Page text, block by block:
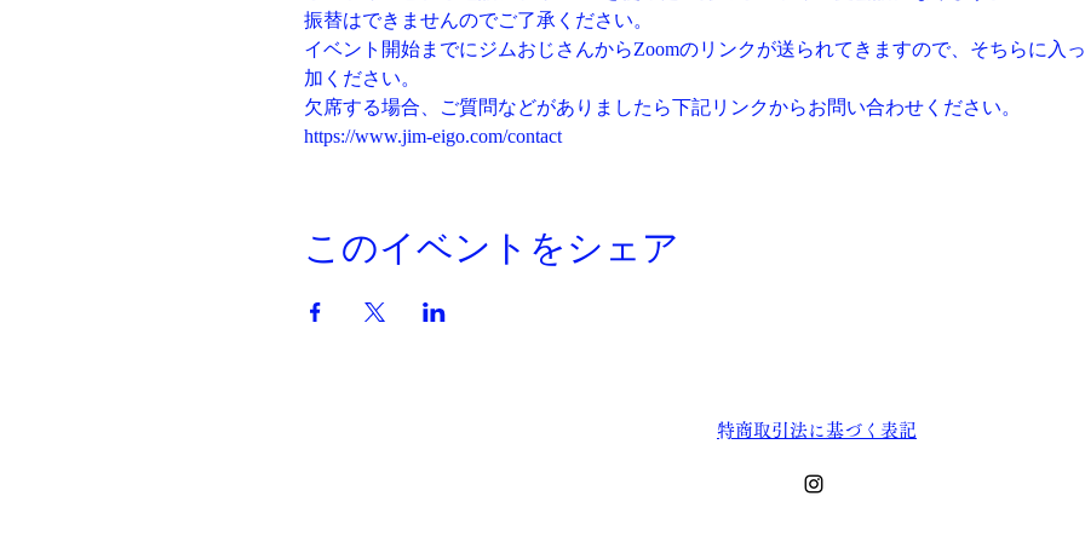
振替はできませんのでご了承ください。
イベント開始までにジムおじさんからZoomのリンクが送られてきますので、そちらに入
加ください。
欠席する場合、ご質問などがありましたら下記リンクからお問い合わせください。
https://www.jim-eigo.com/contact
このイベントをシェア
​特商取引法に基づく表記